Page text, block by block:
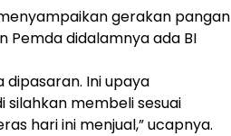
gerakan pangan
Pemda didalamnya ada BI
dipasaran. Ini upaya
membeli sesuai
hari ini menjual,” ucapnya.